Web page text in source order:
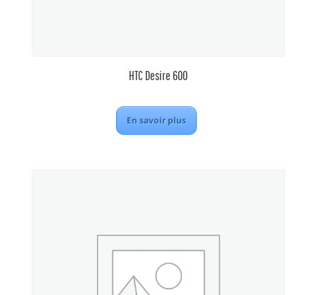
HTC Desire 600
En savoir plus